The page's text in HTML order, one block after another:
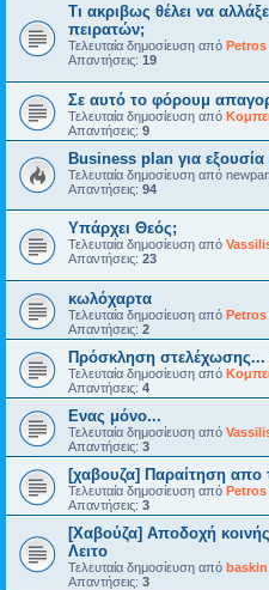
Tι ακριβως θέλει να
πειρατών;
Τελευταία δημοσίευση από Petros
Απαντήσεις: 19
Σε αυτό το φόρουμ
Τελευταία δημοσίευση από
Απαντήσεις: 9
Business plan για
Τελευταία δημοσίευση από
Απαντήσεις: 94
Υπάρχει Θεός;
Τελευταία δημοσίευση από
Απαντήσεις: 23
κωλόχαρτα
Τελευταία δημοσίευση από Petros
Απαντήσεις: 2
Πρόσκληση στελέχωσης...
Τελευταία δημοσίευση από
Απαντήσεις: 4
Ενας μόνο...
Τελευταία δημοσίευση από
Απαντήσεις: 3
[χαβουζα] Παραίτηση απο
Τελευταία δημοσίευση από Petros
Απαντήσεις: 3
[Χαβούζα] Αποδοχή
Λειτο
Τελευταία δημοσίευση από baskin
Απαντήσεις: 3